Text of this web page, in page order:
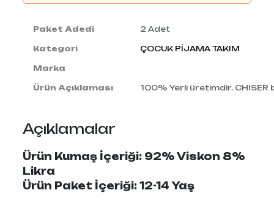
Paket Adedi 2 Adet
Kategori ÇOCUK PİJAMA TAKIM
Marka
Ürün Açıklaması 100% Yerli üretimdir. CHISER
Açıklamalar
Ürün Kumaş İçeriği: 92% Viskon 8%
Likra
Ürün Paket İçeriği: 12-14 Yaş